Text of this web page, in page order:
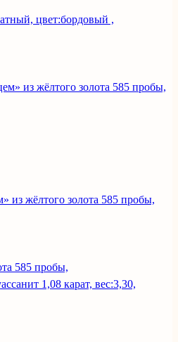
цвет:бордовый ,
из жёлтого золота 585 пробы,